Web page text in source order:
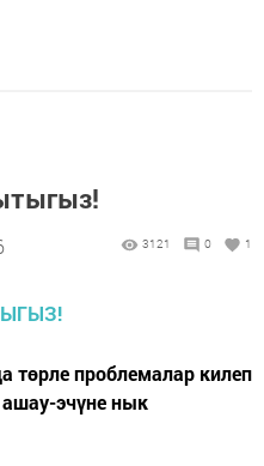
3121 0 1
төрле проблемалар килеп
эчүне нык